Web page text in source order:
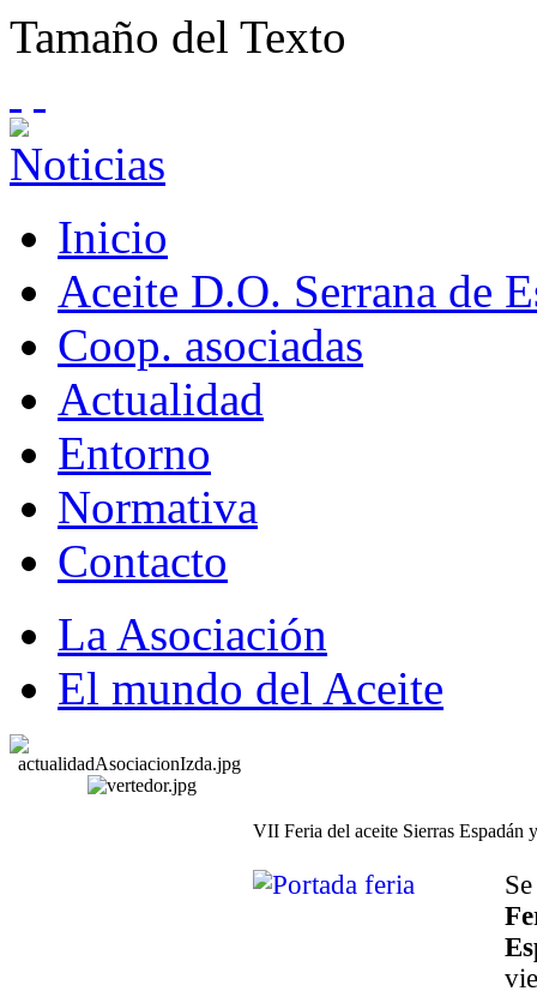
Tamaño del Texto
Inicio
Aceite D.O. Serrana de
Coop. asociadas
Actualidad
Entorno
Normativa
Contacto
La Asociación
El mundo del Aceite
VII Feria del aceite Sierras Espadán